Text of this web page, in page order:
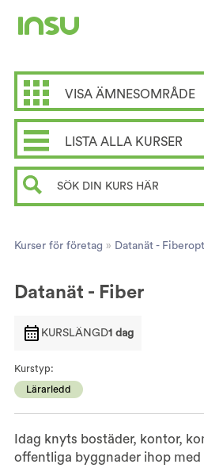
VISA ÄMNESOMRÅDE
LISTA ALLA KURSER
Kurser för företag » Datanät -
Datanät - Fiber
Kurstyp:
Lärarledd
KURSLÄNGD1 dag
Idag knyts bostäder, kontor,
offentliga byggnader ihop med